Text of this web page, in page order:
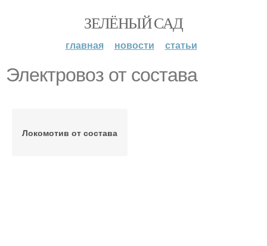
ЗЕЛЁНЫЙ САД
главная новости статьи
Электровоз от состава
Локомотив от состава